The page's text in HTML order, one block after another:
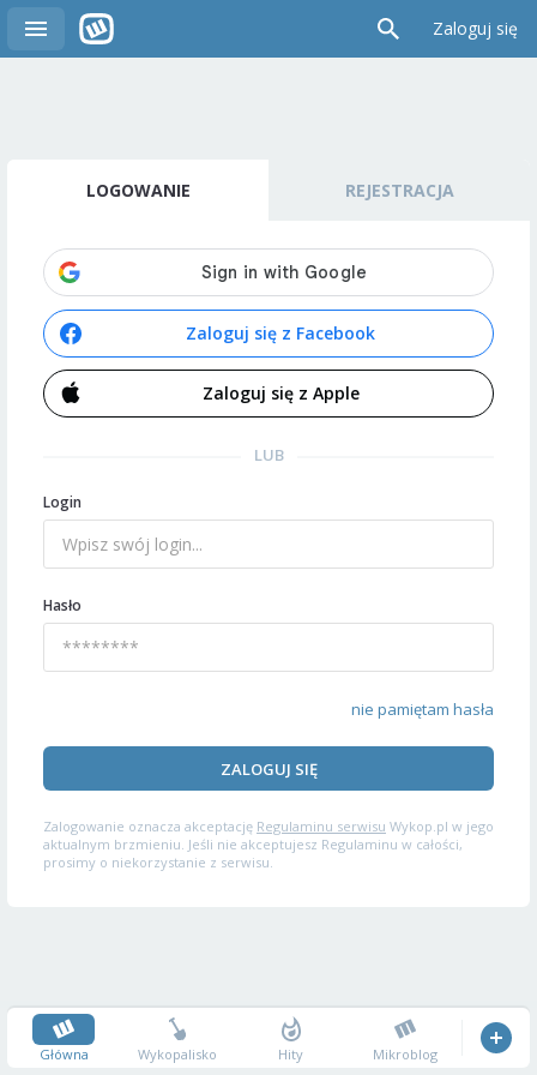
Zaloguj się
LOGOWANIE REJESTRACJA
Zaloguj się z Facebook
Zaloguj się z Apple
LUB
Login
Hasło
nie pamiętam hasła
ZALOGUJ SIĘ
Zalogowanie oznacza akceptację Regulaminu serwisu Wykop.pl w jego
aktualnym brzmieniu. Jeśli nie akceptujesz Regulaminu w całości,
prosimy o niekorzystanie z serwisu.
Główna Wykopalisko Hity Mikroblog